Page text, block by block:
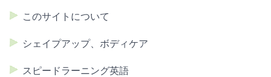
このサイトについて
シェイプアップ、ボディケア
スピードラーニング英語